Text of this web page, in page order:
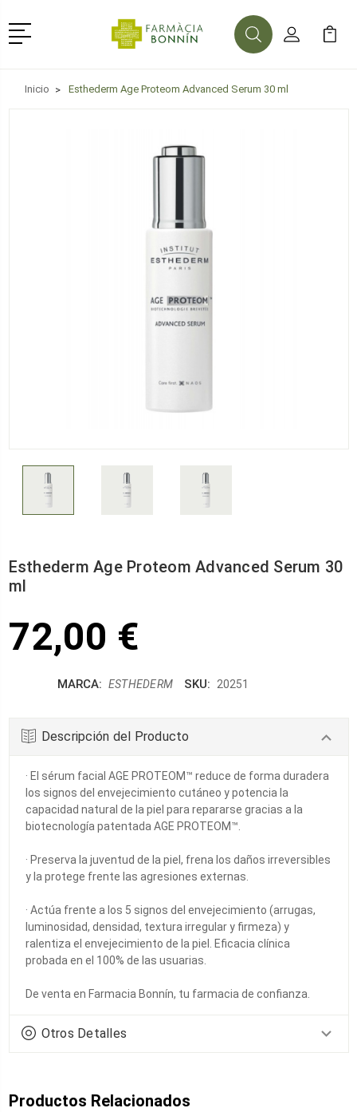
Menú
BuscarMi Cuenta
Mi
Inicio Esthederm Age Proteom Advanced Serum 30 ml
Esthederm Age Proteom Advanced Serum 30
ml
72,00 €
MARCA: ESTHEDERM SKU: 20251
Descripción del Producto
· El sérum facial AGE PROTEOM™ reduce de forma duradera
los signos del envejecimiento cutáneo y potencia la
capacidad natural de la piel para repararse gracias a la
biotecnología patentada AGE PROTEOM™.
· Preserva la juventud de la piel, frena los daños irreversibles
y la protege frente las agresiones externas.
· Actúa frente a los 5 signos del envejecimiento (arrugas,
luminosidad, densidad, textura irregular y firmeza) y
ralentiza el envejecimiento de la piel. Eficacia clínica
probada en el 100% de las usuarias.
De venta en Farmacia Bonnín, tu farmacia de confianza.
Otros Detalles
Productos Relacionados